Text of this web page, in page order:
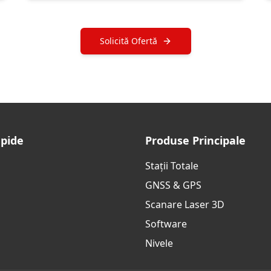
Solicită Ofertă
Produse Principale
Stații Totale
GNSS & GPS
Scanare Laser 3D
Software
Nivele